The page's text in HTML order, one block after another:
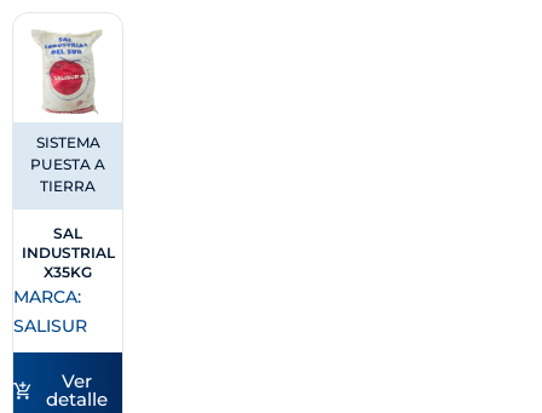
SISTEMA
PUESTA A
TIERRA
SAL
INDUSTRIAL
X35KG
MARCA:
SALISUR
Ver
detalle